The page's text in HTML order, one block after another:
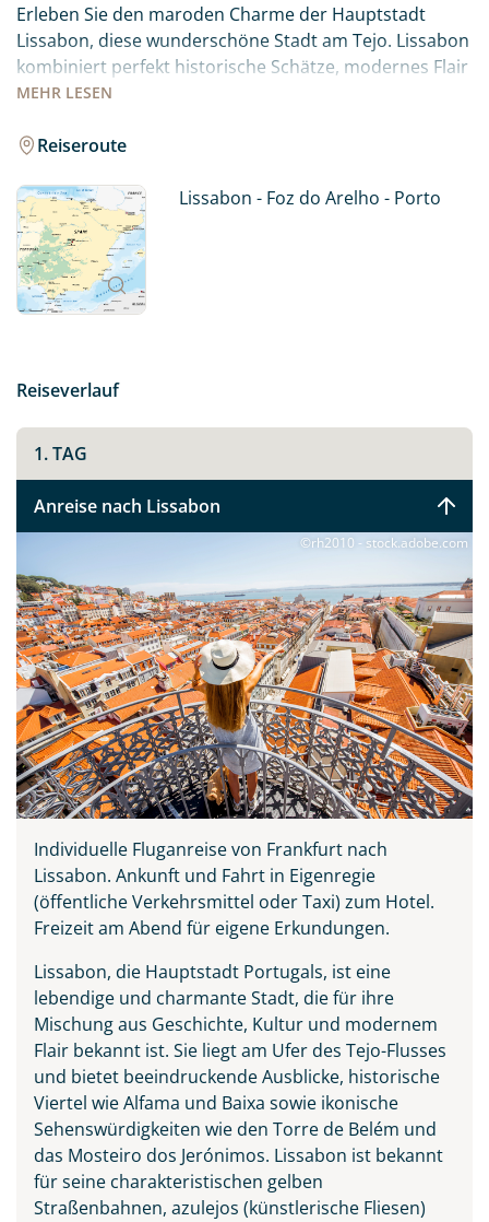
Teile diese Reise
MEHR LESEN
Erleben Sie den maroden Charme der Hauptstadt
Lissabon, diese wunderschöne Stadt am Tejo. Lissabon
kombiniert perfekt historische Schätze, modernes Flair
und ein wunderbares Lebensgefühl. Die reiche
der pulsierende Lifestyle der Hauptstadt machen sie zu
Genießen Sie endlose Strände, unberührte Buchten
und wunderschöne Küstenlandschaften entlang des
Atlantiks bevor Sie nach Porto weiterfahren. Machen
Sie sich auf den Weg und spüren Sie selbst, was es
bedeutet – Saudade, die Emotionen von Portugal zu
Reiseroute
Lissabon - Foz do Arelho - Porto
Reiseverlauf
1. TAG
Anreise nach Lissabon
©rh2010 - stock.adobe.com
Individuelle Fluganreise von Frankfurt nach
Lissabon. Ankunft und Fahrt in Eigenregie
(öffentliche Verkehrsmittel oder Taxi) zum Hotel.
Freizeit am Abend für eigene Erkundungen.
Lissabon, die Hauptstadt Portugals, ist eine
lebendige und charmante Stadt, die für ihre
Mischung aus Geschichte, Kultur und modernem
Flair bekannt ist. Sie liegt am Ufer des Tejo-Flusses
und bietet beeindruckende Ausblicke, historische
Viertel wie Alfama und Baixa sowie ikonische
Sehenswürdigkeiten wie den Torre de Belém und
das Mosteiro dos Jerónimos. Lissabon ist bekannt
für seine charakteristischen gelben
Straßenbahnen, azulejos (künstlerische Fliesen)